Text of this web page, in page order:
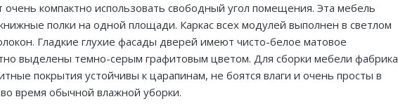
очень компактно использовать свободный угол помещения. Эта мебель
полки на одной площади. Каркас всех модулей выполнен в светлом
Гладкие глухие фасады дверей имеют чисто-белое матовое
выделены темно-серым графитовым цветом. Для сборки мебели фабрика
покрытия устойчивы к царапинам, не боятся влаги и очень просты в
время обычной влажной уборки.